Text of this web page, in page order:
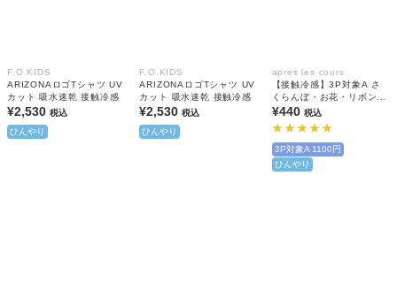
F.O.KIDS
ARIZONAロゴTシャツ UV
カット 吸水速乾 接触冷感
¥2,530 税込
ひんやり
F.O.KIDS
ARIZONAロゴTシャツ UV
カット 吸水速乾 接触冷感
¥2,530税込
ひんやり
apres les cours
【接触冷感】3P対象A さ
くらんぼ・お花・リボンひ
んやりクルーソックス
¥440 税込
3P対象A 1100円
ひんやり